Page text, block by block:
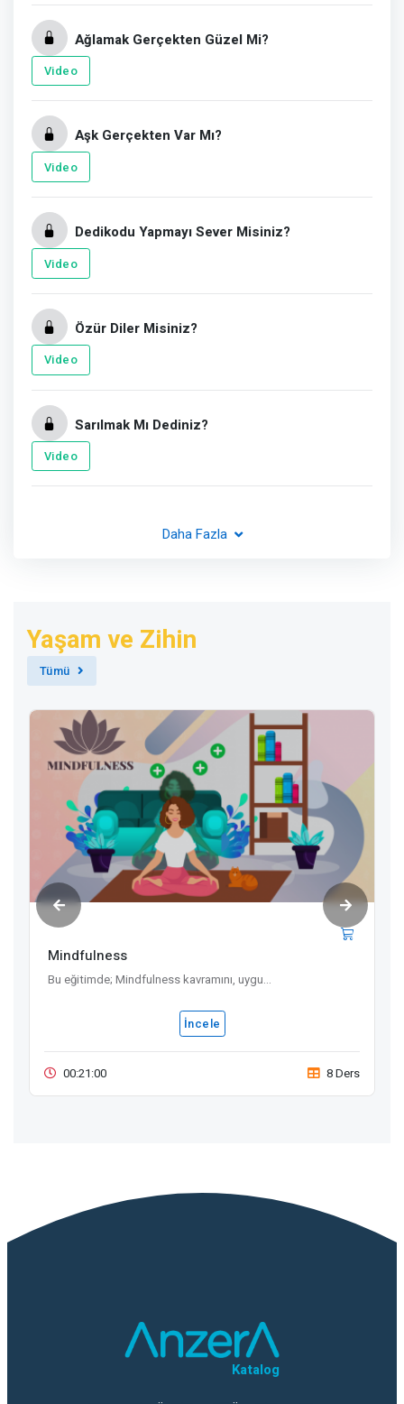
Ağlamak Gerçekten Güzel Mi?
Video
Aşk Gerçekten Var Mı?
Video
Dedikodu Yapmayı Sever Misiniz?
Video
Özür Diler Misiniz?
Video
Sarılmak Mı Dediniz?
Video
Daha Fazla
Yaşam ve Zihin
Tümü
Mindfulness
Bu eğitimde; Mindfulness kavramını, uygu...
İncele
00:21:00 8 Ders
Katalog